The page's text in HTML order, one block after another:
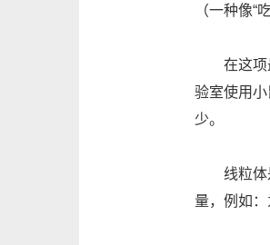
（一种像
在这项最
验室使用
少。
线粒体是
量，例如